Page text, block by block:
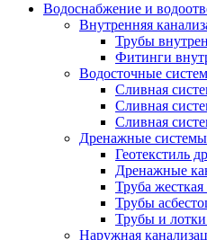
Водоснабжение и
Внутренняя
Трубы
Фитинги
Водосточные
Сливная
Сливная
Сливная
Дренажные системы
Геотекстиль
Дренажные
Труба
Трубы
Трубы и
Наружная